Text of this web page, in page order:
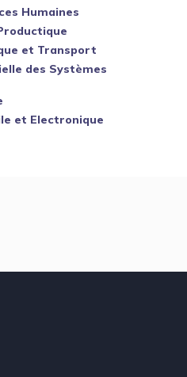
Humaines
et Transport
des Systèmes
et Electronique